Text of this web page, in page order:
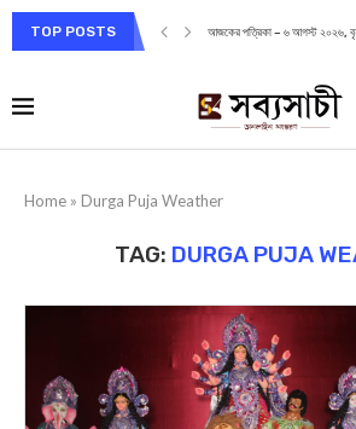
TOP POSTS আজকের পত্রিকা – ৬ আগস্ট ২০২৬,
Home » Durga Puja Weather
TAG: DURGA PUJA